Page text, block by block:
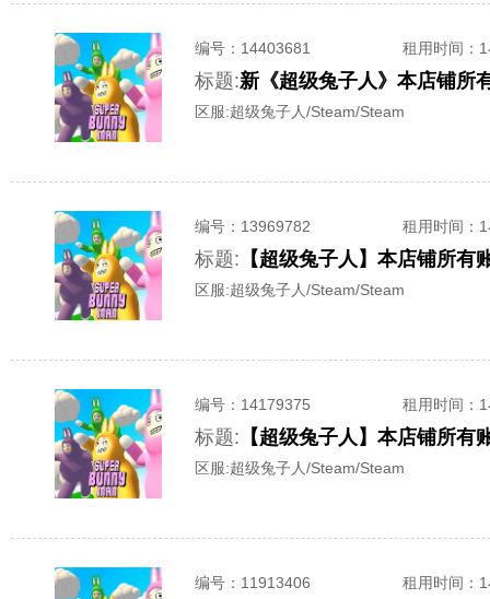
编号： 14403681 租用时间 ：
标题:新《超级兔子人》本店铺所
区服:超级兔子人/Steam/Steam
编号： 13969782 租用时间 ：
标题: 【超级兔子人】本店铺所
区服:超级兔子人/Steam/Steam
编号： 14179375 租用时间 ：
标题: 【超级兔子人】本店铺所
区服:超级兔子人/Steam/Steam
编号： 11913406 租用时间 ：